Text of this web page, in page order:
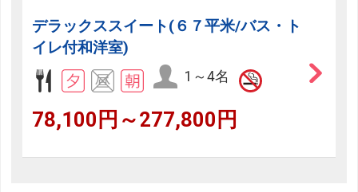
デラックススイート(６７平米/バス・ト
イレ付和洋室)
1～4名
78,100円～277,800円